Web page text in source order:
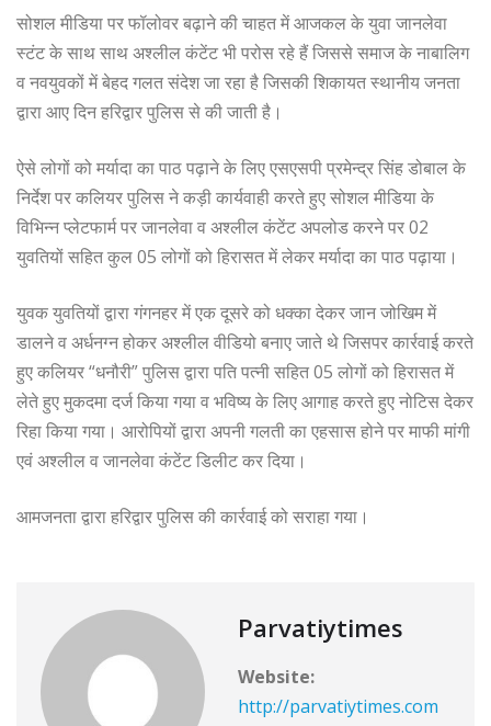
सोशल मीडिया पर फॉलोवर बढ़ाने की चाहत में आजकल के युवा जानलेवा
स्टंट के साथ साथ अश्लील कंटेंट भी परोस रहे हैं जिससे समाज के नाबालिग
व नवयुवकों में बेहद गलत संदेश जा रहा है जिसकी शिकायत स्थानीय जनता
द्वारा आए दिन हरिद्वार पुलिस से की जाती है।
ऐसे लोगों को मर्यादा का पाठ पढ़ाने के लिए एसएसपी प्रमेन्द्र सिंह डोबाल के
निर्देश पर कलियर पुलिस ने कड़ी कार्यवाही करते हुए सोशल मीडिया के
विभिन्न प्लेटफार्म पर जानलेवा व अश्लील कंटेंट अपलोड करने पर 02
युवतियों सहित कुल 05 लोगों को हिरासत में लेकर मर्यादा का पाठ पढ़ाया।
युवक युवतियों द्वारा गंगनहर में एक दूसरे को धक्का देकर जान जोखिम में
डालने व अर्धनग्न होकर अश्लील वीडियो बनाए जाते थे जिसपर कार्रवाई करते
हुए कलियर “धनौरी” पुलिस द्वारा पति पत्नी सहित 05 लोगों को हिरासत में
लेते हुए मुकदमा दर्ज किया गया व भविष्य के लिए आगाह करते हुए नोटिस देकर
रिहा किया गया। आरोपियों द्वारा अपनी गलती का एहसास होने पर माफी मांगी
एवं अश्लील व जानलेवा कंटेंट डिलीट कर दिया।
आमजनता द्वारा हरिद्वार पुलिस की कार्रवाई को सराहा गया।
Parvatiytimes
Website:
http://parvatiytimes.com